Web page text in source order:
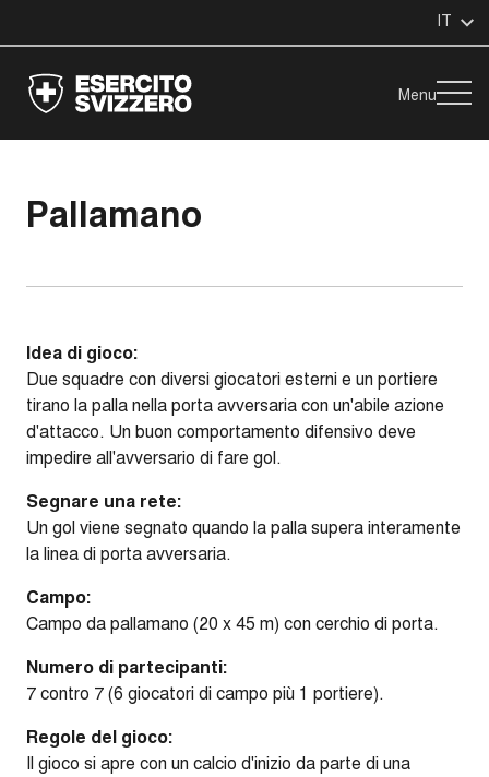
IT
Menu
Pallamano
Idea di gioco:
Due squadre con diversi giocatori esterni e un portiere
tirano la palla nella porta avversaria con un'abile azione
d'attacco. Un buon comportamento difensivo deve
impedire all'avversario di fare gol.
Segnare una rete:
Un gol viene segnato quando la palla supera interamente
la linea di porta avversaria.
Campo:
Campo da pallamano (20 x 45 m) con cerchio di porta.
Numero di partecipanti:
7 contro 7 (6 giocatori di campo più 1 portiere).
Regole del gioco:
Il gioco si apre con un calcio d'inizio da parte di una